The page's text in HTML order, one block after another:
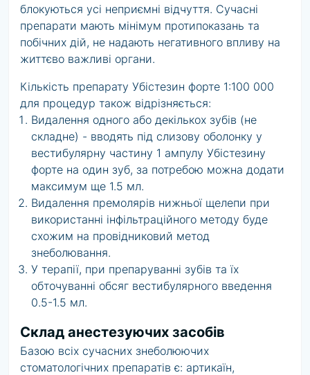
блокуються усі неприємні відчуття. Сучасні
препарати мають мінімум протипоказань та
побічних дій, не надають негативного впливу на
життєво важливі органи.
Кількість препарату Убістезин форте 1:100 000
для процедур також відрізняється:
Видалення одного або декількох зубів (не
складне) - вводять під слизову оболонку у
вестибулярну частину 1 ампулу Убістезину
форте на один зуб, за потребою можна додати
максимум ще 1.5 мл.
Видалення премолярів нижньої щелепи при
використанні інфільтраційного методу буде
схожим на провідниковий метод
знеболювання.
У терапії, при препаруванні зубів та їх
обточуванні обсяг вестибулярного введення
0.5-1.5 мл.
Склад анестезуючих засобів
Базою всіх сучасних знеболюючих
стоматологічних препаратів є: артикаїн,